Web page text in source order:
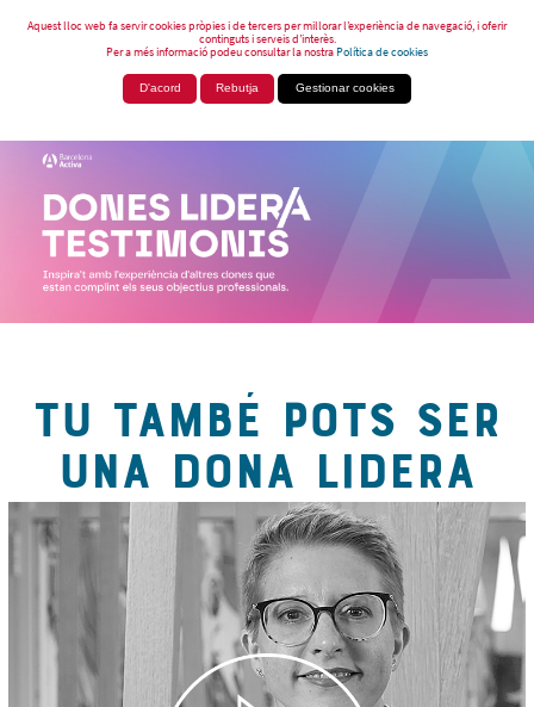
Aquest lloc web fa servir cookies pròpies i de tercers per millorar l’experiència de navegació, i oferir
continguts i serveis d’interès.
Per a més informació podeu consultar la nostraPolítica de cookies
D'acord Rebutja Gestionar cookies
TU TAMBÉ POTS SER
UNA DONA LIDERA